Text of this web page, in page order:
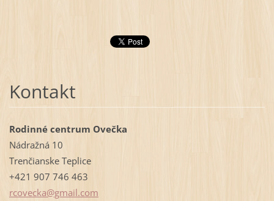
Kontakt
Rodinné centrum Ovečka
Nádražná 10
Trenčianske Teplice
+421 907 746 463
rcovecka@gmail.com